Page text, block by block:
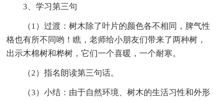
3、学习第三句
（1）过渡：树木除了叶片的颜色各不相同，脾气性
格也有所不同哟！瞧，老师给小朋友们带来了两种树，
出示木棉树和桦树，它们一个喜暖，一个耐寒。
（2）指名朗读第三句话。
（3）小结：由于自然环境、树木的生活习性和外形